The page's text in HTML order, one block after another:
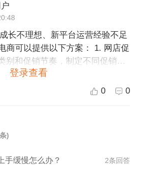
咨询服务，提升客户在跨境电商
：如果FNA
客户，我们可以推荐其他平台以
电商拥有
经验和资源，我们会根据客户的
效的解决方案，帮助客户解决问
长不理想、新平台运营经验不足
以提供以下方案： 1. 网店促
别和促销节奏，制定不同促销方
赠等，提高店铺的曝光和转化。
放一些相关的搜索和展示广告，
登录查看
0 0
)
手缓慢怎么办？ 2条回答